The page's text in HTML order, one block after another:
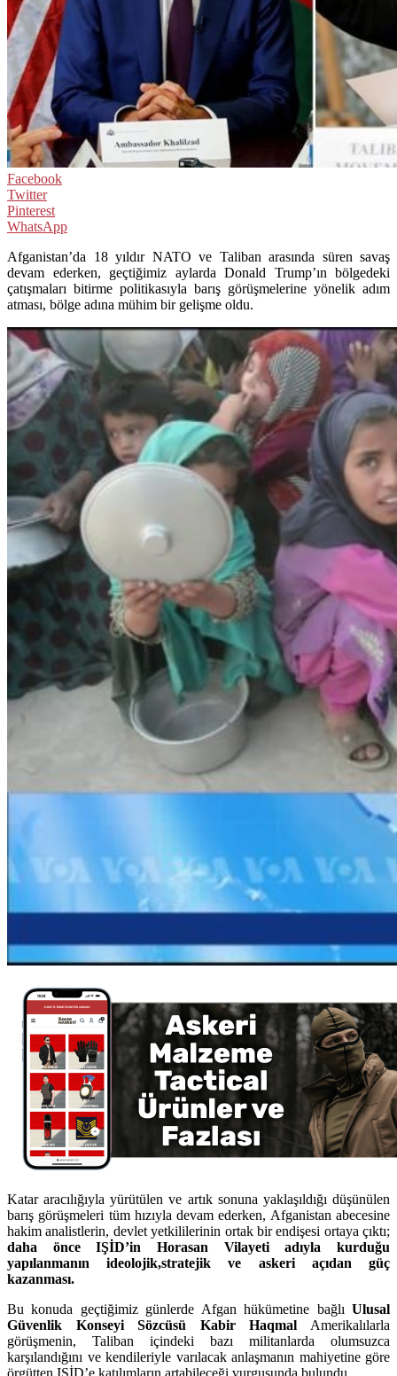
Facebook
Twitter
Pinterest
WhatsApp
Afganistan’da 18 yıldır NATO ve Taliban arasında süren savaş
devam ederken, geçtiğimiz aylarda Donald Trump’ın bölgedeki
çatışmaları bitirme politikasıyla barış görüşmelerine yönelik adım
atması, bölge adına mühim bir gelişme oldu.
Katar aracılığıyla yürütülen ve artık sonuna yaklaşıldığı düşünülen
barış görüşmeleri tüm hızıyla devam ederken, Afganistan abecesine
hakim analistlerin, devlet yetkililerinin ortak bir endişesi ortaya çıktı;
daha önce IŞİD’in Horasan Vilayeti adıyla kurduğu
yapılanmanın ideolojik,stratejik ve askeri açıdan güç
kazanması.
Bu konuda geçtiğimiz günlerde Afgan hükümetine bağlı Ulusal
Güvenlik Konseyi Sözcüsü Kabir Haqmal Amerikalılarla
görüşmenin, Taliban içindeki bazı militanlarda olumsuzca
karşılandığını ve kendileriyle varılacak anlaşmanın mahiyetine göre
örgütten IŞİD’e katılımların artabileceği vurgusunda bulundu.